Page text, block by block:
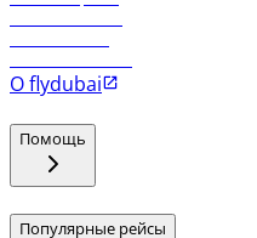
О flydubai
Помощь
Популярные рейсы